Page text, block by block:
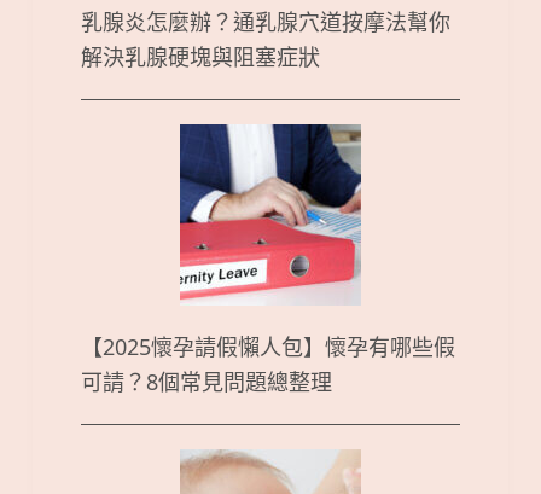
乳腺炎怎麼辦？通乳腺穴道按摩法幫你
解決乳腺硬塊與阻塞症狀
【2025懷孕請假懶人包】懷孕有哪些假
可請？8個常見問題總整理